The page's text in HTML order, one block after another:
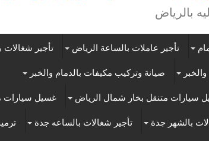
بالرياض
تأجير عاملات بالساعة الرياض تأجير شغالات
صيانة وتركيب مكيفات بالدمام والخبر
سيارات متنقل بخار شمال الرياض غسيل سيارات
بالشهر جدة تأجير شغالات بالساعه جدة